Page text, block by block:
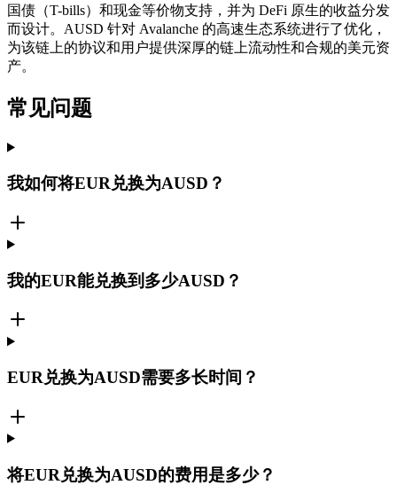
国债（T-bills）和现金等价物支持，并为 DeFi 原生的收益分发
而设计。AUSD 针对 Avalanche 的高速生态系统进行了优化，
为该链上的协议和用户提供深厚的链上流动性和合规的美元资
产。
常见问题
我如何将EUR兑换为AUSD？
我的EUR能兑换到多少AUSD？
EUR兑换为AUSD需要多长时间？
将EUR兑换为AUSD的费用是多少？